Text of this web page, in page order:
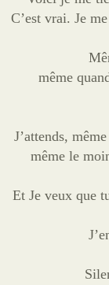
Vidéos populaires
C’est vrai. Je
même
J’attends,
même le
Et Je veux que